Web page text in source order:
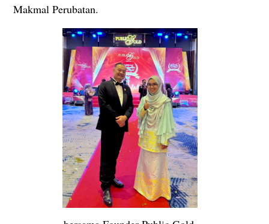
Makmal Perubatan.